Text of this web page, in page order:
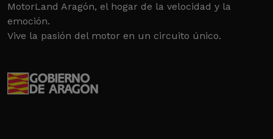
MotorLand Aragón, el hogar de la velocidad y la
emoción.
Vive la pasión del motor en un circuito único.